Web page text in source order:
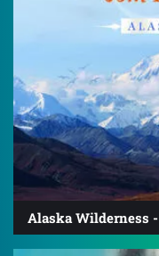
Alaska Wilderness